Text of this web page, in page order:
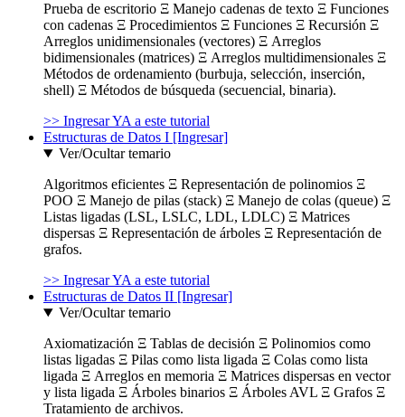
Prueba de escritorio Ξ Manejo cadenas de texto Ξ Funciones
con cadenas Ξ Procedimientos Ξ Funciones Ξ Recursión Ξ
Arreglos unidimensionales (vectores) Ξ Arreglos
bidimensionales (matrices) Ξ Arreglos multidimensionales Ξ
Métodos de ordenamiento (burbuja, selección, inserción,
shell) Ξ Métodos de búsqueda (secuencial, binaria).
>> Ingresar YA a este tutorial
Estructuras de Datos I [Ingresar]
Ver/Ocultar temario
Algoritmos eficientes Ξ Representación de polinomios Ξ
POO Ξ Manejo de pilas (stack) Ξ Manejo de colas (queue) Ξ
Listas ligadas (LSL, LSLC, LDL, LDLC) Ξ Matrices
dispersas Ξ Representación de árboles Ξ Representación de
grafos.
>> Ingresar YA a este tutorial
Estructuras de Datos II [Ingresar]
Ver/Ocultar temario
Axiomatización Ξ Tablas de decisión Ξ Polinomios como
listas ligadas Ξ Pilas como lista ligada Ξ Colas como lista
ligada Ξ Arreglos en memoria Ξ Matrices dispersas en vector
y lista ligada Ξ Árboles binarios Ξ Árboles AVL Ξ Grafos Ξ
Tratamiento de archivos.